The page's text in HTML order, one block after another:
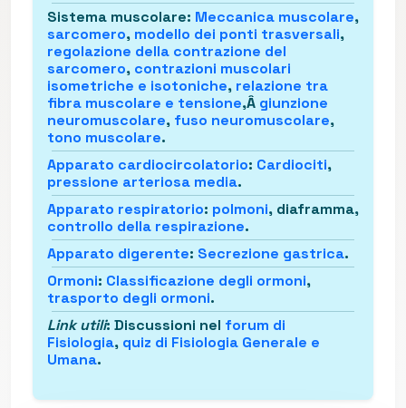
Sistema muscolare: Meccanica muscolare,
sarcomero, modello dei ponti trasversali,
regolazione della contrazione del
sarcomero, contrazioni muscolari
isometriche e isotoniche, relazione tra
fibra muscolare e tensione,Â giunzione
neuromuscolare, fuso neuromuscolare,
tono muscolare.
Apparato cardiocircolatorio: Cardiociti,
pressione arteriosa media.
Apparato respiratorio: polmoni, diaframma,
controllo della respirazione.
Apparato digerente: Secrezione gastrica.
Ormoni: Classificazione degli ormoni,
trasporto degli ormoni.
Link utili: Discussioni nel forum di
Fisiologia, quiz di Fisiologia Generale e
Umana.